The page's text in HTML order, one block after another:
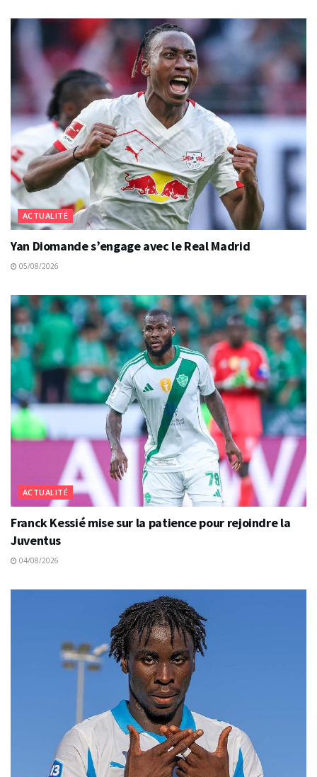
ACTUALITÉ
Yan Diomande s’engage avec le Real Madrid
05/08/2026
ACTUALITÉ
Franck Kessié mise sur la patience pour rejoindre la
Juventus
04/08/2026